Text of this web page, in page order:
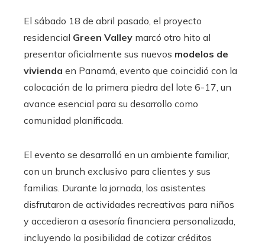
El sábado 18 de abril pasado, el proyecto
residencial Green Valley marcó otro hito al
presentar oficialmente sus nuevos modelos de
vivienda en Panamá, evento que coincidió con la
colocación de la primera piedra del lote 6-17, un
avance esencial para su desarrollo como
comunidad planificada.
El evento se desarrolló en un ambiente familiar,
con un brunch exclusivo para clientes y sus
familias. Durante la jornada, los asistentes
disfrutaron de actividades recreativas para niños
y accedieron a asesoría financiera personalizada,
incluyendo la posibilidad de cotizar créditos